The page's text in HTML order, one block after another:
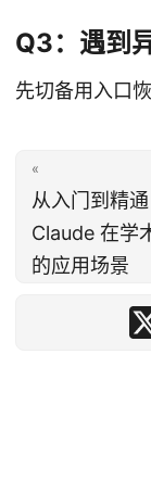
Q3：遇到
先切备用入口
«
从入门到精通
Claude 在学
的应用场景